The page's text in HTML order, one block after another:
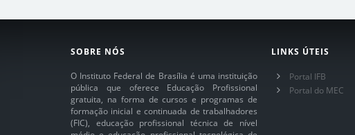
SOBRE NÓS
O Instituto Federal de Brasília é uma instituição
pública que oferece Educação Profissional
gratuita, na forma de cursos e programas de
formação inicial e continuada de trabalhadores
(FIC), educação profissional técnica de nível
LINKS ÚTEIS
Portal IFB
Portal do MEC